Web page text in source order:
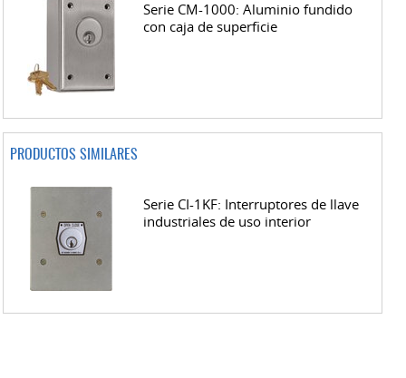
Serie CM-1000: Aluminio fundido
con caja de superficie
PRODUCTOS SIMILARES
Serie CI-1KF: Interruptores de llave
industriales de uso interior